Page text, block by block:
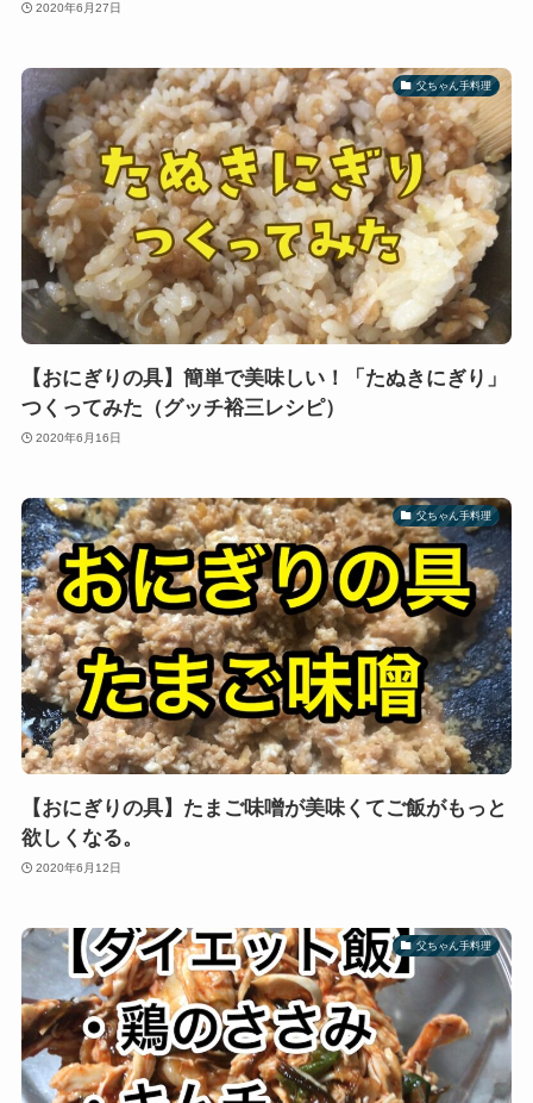
2020年6月27日
父ちゃん手料理
【おにぎりの具】簡単で美味しい！「たぬきにぎり」
つくってみた（グッチ裕三レシピ）
2020年6月16日
父ちゃん手料理
【おにぎりの具】たまご味噌が美味くてご飯がもっと
欲しくなる。
2020年6月12日
父ちゃん手料理